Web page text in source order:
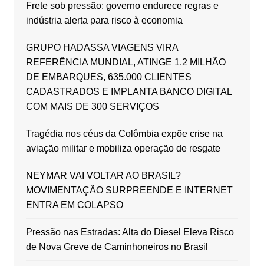
Frete sob pressão: governo endurece regras e
indústria alerta para risco à economia
GRUPO HADASSA VIAGENS VIRA
REFERÊNCIA MUNDIAL, ATINGE 1.2 MILHÃO
DE EMBARQUES, 635.000 CLIENTES
CADASTRADOS E IMPLANTA BANCO DIGITAL
COM MAIS DE 300 SERVIÇOS
Tragédia nos céus da Colômbia expõe crise na
aviação militar e mobiliza operação de resgate
NEYMAR VAI VOLTAR AO BRASIL?
MOVIMENTAÇÃO SURPREENDE E INTERNET
ENTRA EM COLAPSO
Pressão nas Estradas: Alta do Diesel Eleva Risco
de Nova Greve de Caminhoneiros no Brasil